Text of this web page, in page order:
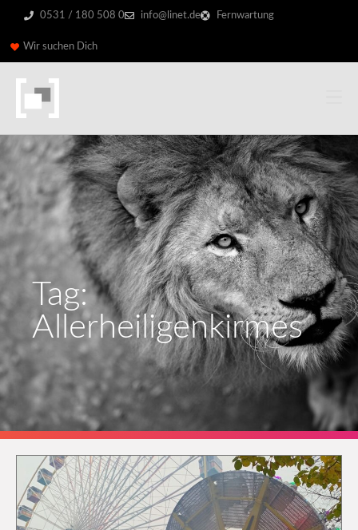
0531 / 180 508 0 info@linet.de Fernwartung
Wir suchen Dich
Tag:
Allerheiligenkirmes